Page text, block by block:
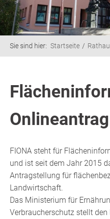
Sie sind hier: Startseite
FIONA steht für
und ist seit dem Jahr 2015
Antragstellung für
Landwirtschaft.
Das Ministerium für
Verbraucherschutz stellt